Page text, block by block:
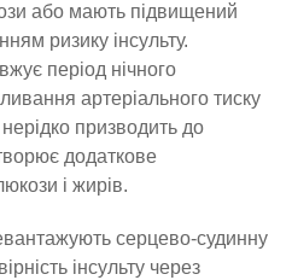
або мають підвищений
ризику інсульту.
період нічного
артеріального тиску
призводить до
додаткове
і жирів.
серцево-судинну
інсульту через